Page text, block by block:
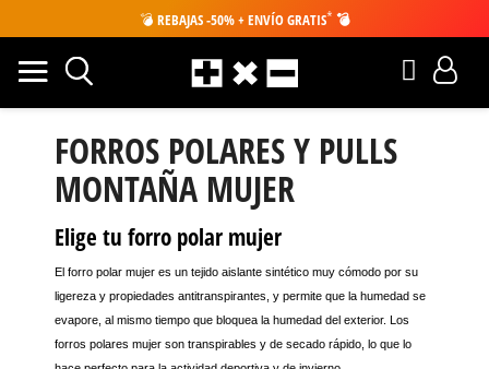
💣 REBAJAS -50% + ENVÍO GRATIS* 💣
FORROS POLARES Y PULLS
MONTAÑA MUJER
Elige tu forro polar mujer
El forro polar mujer es un tejido aislante sintético muy cómodo por su
ligereza y propiedades antitranspirantes, y permite que la humedad se
evapore, al mismo tiempo que bloquea la humedad del exterior. Los
forros polares mujer son transpirables y de secado rápido, lo que lo